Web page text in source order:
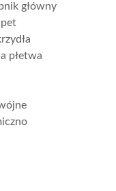
główny
płetwa